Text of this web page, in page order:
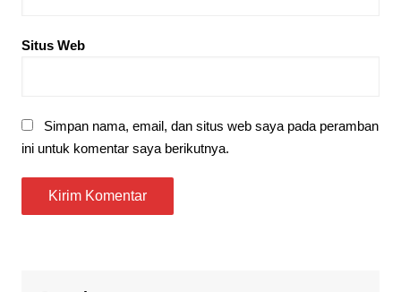
Situs Web
Simpan nama, email, dan situs web saya pada peramban
ini untuk komentar saya berikutnya.